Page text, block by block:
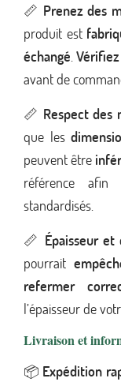
📏 Prenez des
produit est
échangé.
avant de
📏 Respect des
que les
peuvent être
référence
standardisés.
📏 Épaisseur
pourrait
refermer
l’épaisseur de
Livraison et
📦 Expédition